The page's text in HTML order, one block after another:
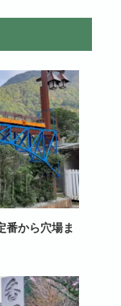
番から穴場ま